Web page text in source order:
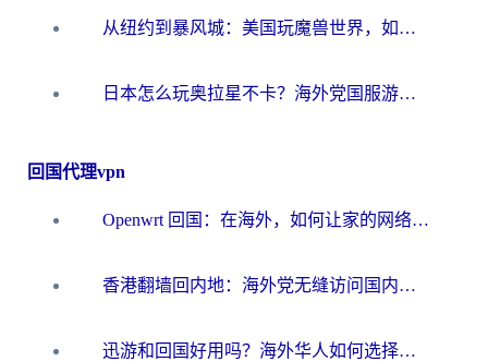
从纽约到暴风城：美国玩魔兽世界，如何找到你的最佳网络航线
日本怎么玩奥拉星不卡？海外党国服游戏加速器选择全攻略
回国代理vpn
Openwrt 回国：在海外，如何让家的网络触手可及
香港翻墙回内地：海外党无缝访问国内资源的加速器选择全攻略
迅游和回国好用吗？海外华人如何选择靠谱的回国加速器